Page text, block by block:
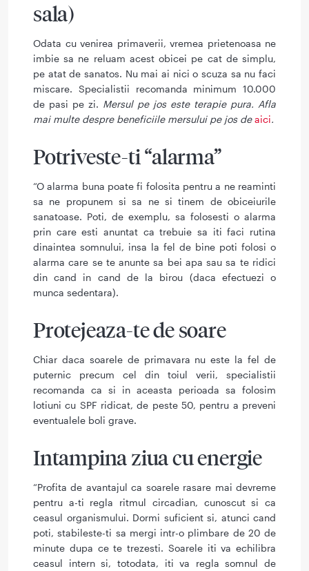
sala)
Odata cu venirea primaverii, vremea prietenoasa ne
imbie sa ne reluam acest obicei pe cat de simplu,
pe atat de sanatos. Nu mai ai nici o scuza sa nu faci
miscare. Specialistii recomanda minimum 10.000
de pasi pe zi. Mersul pe jos este terapie pura. Afla
mai multe despre beneficiile mersului pe jos deaici.
Potriveste-ti “alarma”
“O alarma buna poate fi folosita pentru a ne reaminti
sa ne propunem si sa ne si tinem de obiceiurile
sanatoase. Poti, de exemplu, sa folosesti o alarma
prin care esti anuntat ca trebuie sa iti faci rutina
dinaintea somnului, insa la fel de bine poti folosi o
alarma care se te anunte sa bei apa sau sa te ridici
din cand in cand de la birou (daca efectuezi o
munca sedentara).
Protejeaza-te de soare
Chiar daca soarele de primavara nu este la fel de
puternic precum cel din toiul verii, specialistii
recomanda ca si in aceasta perioada sa folosim
lotiuni cu SPF ridicat, de peste 50, pentru a preveni
eventualele boli grave.
Intampina ziua cu energie
“Profita de avantajul ca soarele rasare mai devreme
pentru a-ti regla ritmul circadian, cunoscut si ca
ceasul organismului. Dormi suficient si, atunci cand
poti, stabileste-ti sa mergi intr-o plimbare de 20 de
minute dupa ce te trezesti. Soarele iti va echilibra
ceasul intern si, totodata, iti va regla somnul de